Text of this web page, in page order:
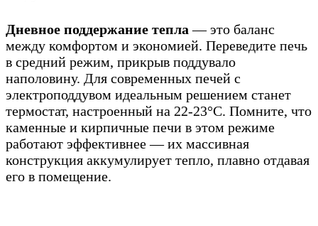
Дневное поддержание тепла — это баланс
между комфортом и экономией. Переведите печь
в средний режим, прикрыв поддувало
наполовину. Для современных печей с
электроподдувом идеальным решением станет
термостат, настроенный на 22-23°C. Помните, что
каменные и кирпичные печи в этом режиме
работают эффективнее — их массивная
конструкция аккумулирует тепло, плавно отдавая
его в помещение.